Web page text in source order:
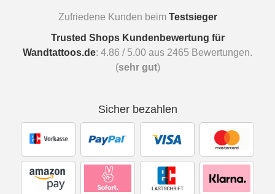
Zufriedene Kunden beim Testsieger
Trusted Shops Kundenbewertung für
Wandtattoos.de: 4.86 / 5.00 aus 2465 Bewertungen.
(sehr gut)
Sicher bezahlen